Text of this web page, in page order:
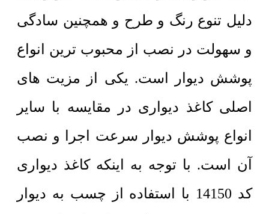
دلیل تنوع رنگ و طرح و همچنین سادگی
و سهولت در نصب از محبوب ترین انواع
پوشش دیوار است. یکی از مزیت های
اصلی کاغذ دیواری در مقایسه با سایر
انواع پوشش دیوار سرعت اجرا و نصب
آن است. با توجه به اینکه کاغذ دیواری
کد 14150 با استفاده از چسب به دیوار